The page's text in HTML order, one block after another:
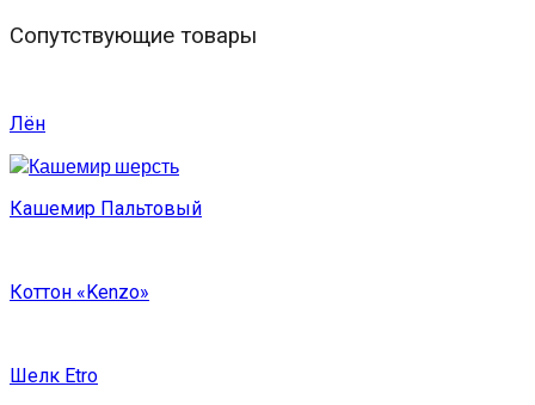
Сопутствующие товары
Лён
Кашемир Пальтовый
Коттон «Kenzo»
Шелк Etro